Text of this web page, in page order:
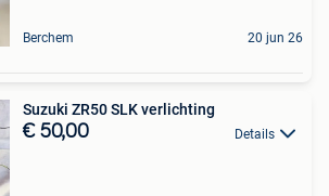
Berchem 20 jun 26
Suzuki ZR50 SLK verlichting
€ 50,00 Details